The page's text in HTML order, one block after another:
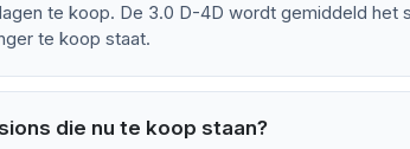
te koop. De 3.0 D-4D wordt gemiddeld het
te koop staat.
die nu te koop staan?